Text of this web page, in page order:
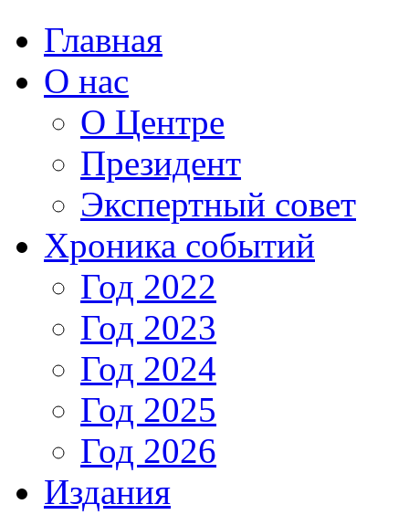
Главная
О нас
О Центре
Президент
Экспертный совет
Хроника событий
Год 2022
Год 2023
Год 2024
Год 2025
Год 2026
Издания